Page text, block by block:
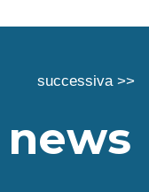
successiva >>